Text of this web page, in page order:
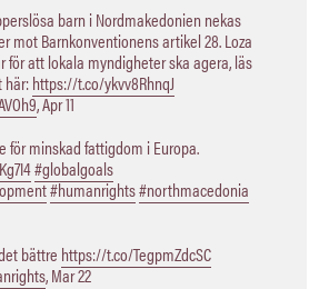
barn i Nordmakedonien nekas
mot Barnkonventionens artikel 28. Loza
för att lokala myndigheter ska agera, läs
här:https://t.co/ykvv8RhnqJ
,Apr 11
för minskad fattigdom i Europa.
#globalgoals
#humanrights#northmacedonia
bättre https://t.co/TegpmZdcSC
,Mar 22